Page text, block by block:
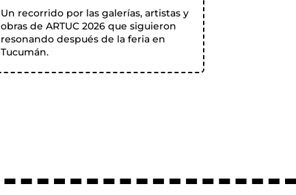
Un recorrido por las galerías, artistas y
obras de ARTUC 2026 que siguieron
resonando después de la feria en
Tucumán.